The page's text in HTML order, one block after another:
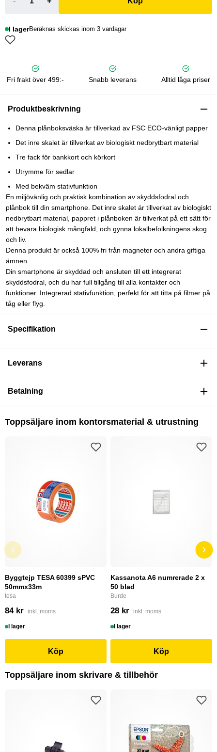
I lagerBeräknas skickas inom 3 vardagar
Fri frakt över 499:- Snabb leverans Alltid låga priser
Produktbeskrivning
Denna plånboksväska är tillverkad av FSC ECO-vänligt papper
Det inre skalet är tillverkat av biologiskt nedbrytbart material
Tre fack för bankkort och körkort
Utrymme för sedlar
Med bekväm stativfunktion
En miljövänlig och praktisk kombination av skyddsfodral och
plånbok till din smartphone. Det inre skalet är tillverkat av biologiskt
nedbrytbart material, pappret i plånboken är tillverkat på ett sätt för
att bevara biologisk mångfald, och gynna lokalbefolkningens skog
och liv.
Denna produkt är också 100% fri från magneter och andra giftiga
ämnen.
Din smartphone är skyddad och ansluten till ett integrerat
skyddsfodral, och du har full tillgång till alla kontakter och
funktioner. Integrerad stativfunktion, perfekt för att titta på filmer på
tåg eller flyg.
Specifikation
Leverans
Betalning
Toppsäljare inom kontorsmaterial & utrustning
Byggtejp TESA 60399 sPVC
50mmx33m
tesa
84 kr inkl. moms
I lager
Köp
Kassanota A6 numrerade 2 x
50 blad
Burde
28 kr inkl. moms
I lager
Köp
Toppsäljare inom skrivare & tillbehör